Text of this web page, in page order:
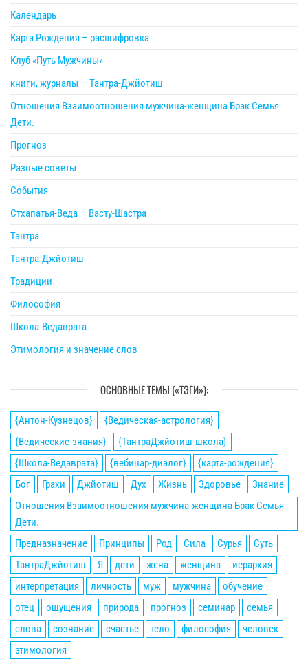
Календарь
Карта Рождения – расшифровка
Клуб «Путь Мужчины»
книги, журналы — Тантра-Джйотиш
Отношения Взаимоотношения мужчина-женщина Брак Семья
Дети.
Прогноз
Разные советы
События
Стхапатья-Веда — Васту-Шастра
Тантра
Тантра-Джйотиш
Традиции
Философия
Школа-Ведаврата
Этимология и значение слов
ОСНОВНЫЕ ТЕМЫ («ТЭГИ»):
{Антон-Кузнецов}
{Ведическая-астрология}
{Ведические-знания}
{ТантраДжйотиш-школа}
{Школа-Ведаврата}
{вебинар-диалог}
{карта-рождения}
Бог
Грахи Джйотиш Дух Жизнь Здоровье
Знание
Отношения Взаимоотношения мужчина-женщина Брак Семья
Дети.
Предназначение
Принципы Род Сила Сурья
Суть
ТантраДжйотиш
Я дети жена женщина
иерархия
интерпретация
личность муж мужчина
обучение
отец
ощущения природа прогноз семинар
семья
слова
сознание счастье тело философия
человек
этимология